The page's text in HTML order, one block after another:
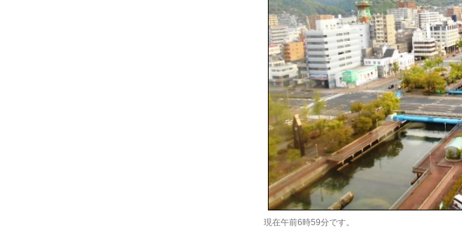
現在午前6時59分です。